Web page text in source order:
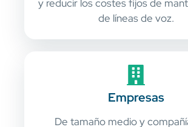
y reducir los costes fijos de
de líneas de voz.
Empresas
De tamaño medio y